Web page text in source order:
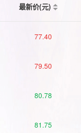
最新价(元)
77.40
79.50
80.78
81.75